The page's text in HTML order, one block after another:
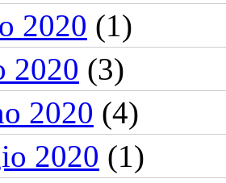
2020 (1)
2020 (3)
2020 (4)
2020 (1)